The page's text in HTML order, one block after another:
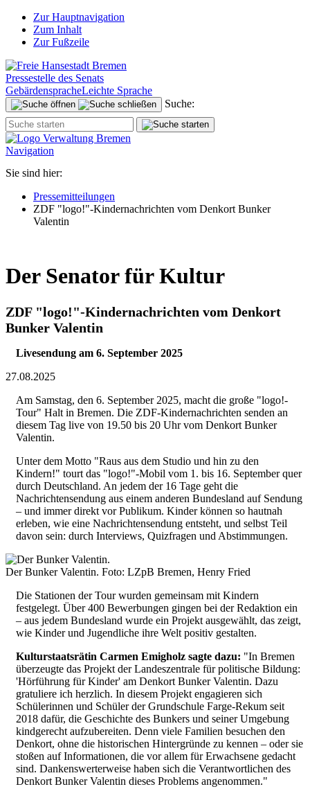
Zur Hauptnavigation
Zum Inhalt
Zur Fußzeile
Pressestelle des Senats
GebärdenspracheLeichte Sprache
Suche:
Navigation
Sie sind hier:
Pressemitteilungen
ZDF "logo!"-Kindernachrichten vom Denkort Bunker
Valentin
Der Senator für Kultur
ZDF "logo!"-Kindernachrichten vom Denkort
Bunker Valentin
Livesendung am 6. September 2025
27.08.2025
Am Samstag, den 6. September 2025, macht die große "logo!-
Tour" Halt in Bremen. Die ZDF-Kindernachrichten senden an
diesem Tag live von 19.50 bis 20 Uhr vom Denkort Bunker
Valentin.
Unter dem Motto "Raus aus dem Studio und hin zu den
Kindern!" tourt das "logo!"-Mobil vom 1. bis 16. September quer
durch Deutschland. An jedem der 16 Tage geht die
Nachrichtensendung aus einem anderen Bundesland auf Sendung
– und immer direkt vor Publikum. Kinder können so hautnah
erleben, wie eine Nachrichtensendung entsteht, und selbst Teil
davon sein: durch Interviews, Quizfragen und Abstimmungen.
Der Bunker Valentin. Foto: LZpB Bremen, Henry Fried
Die Stationen der Tour wurden gemeinsam mit Kindern
festgelegt. Über 400 Bewerbungen gingen bei der Redaktion ein
– aus jedem Bundesland wurde ein Projekt ausgewählt, das zeigt,
wie Kinder und Jugendliche ihre Welt positiv gestalten.
Kulturstaatsrätin Carmen Emigholz sagte dazu: "In Bremen
überzeugte das Projekt der Landeszentrale für politische Bildung:
'Hörführung für Kinder' am Denkort Bunker Valentin. Dazu
gratuliere ich herzlich. In diesem Projekt engagieren sich
Schülerinnen und Schüler der Grundschule Farge-Rekum seit
2018 dafür, die Geschichte des Bunkers und seiner Umgebung
kindgerecht aufzubereiten. Denn viele Familien besuchen den
Denkort, ohne die historischen Hintergründe zu kennen – oder sie
stoßen auf Informationen, die vor allem für Erwachsene gedacht
sind. Dankenswerterweise haben sich die Verantwortlichen des
Denkort Bunker Valentin dieses Problems angenommen."